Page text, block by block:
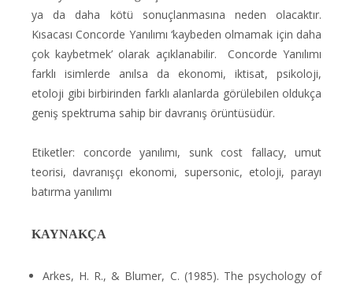
ya da daha kötü sonuçlanmasına neden olacaktır.
Kısacası Concorde Yanılımı ‘kaybeden olmamak için daha
çok kaybetmek’ olarak açıklanabilir.
Concorde Yanılımı
farklı isimlerde anılsa da ekonomi, iktisat, psikoloji,
etoloji gibi birbirinden farklı alanlarda görülebilen oldukça
geniş spektruma sahip bir davranış örüntüsüdür.
Etiketler: concorde yanılımı, sunk cost fallacy, umut
teorisi, davranışçı ekonomi, supersonic, etoloji, parayı
batırma yanılımı
KAYNAKÇA
Arkes, H. R., & Blumer, C. (1985). The psychology of